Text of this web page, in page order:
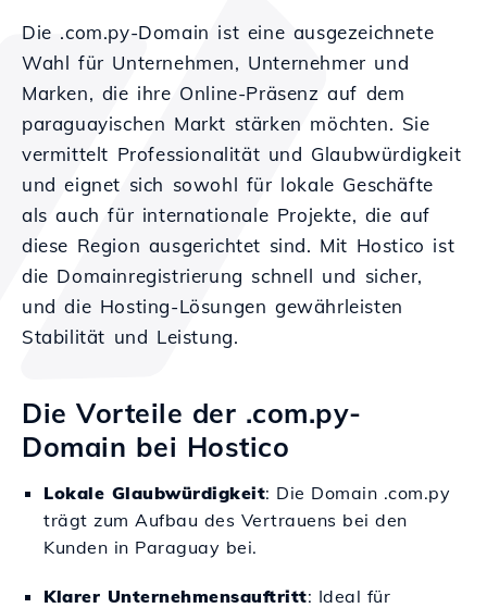
Die .com.py-Domain ist eine ausgezeichnete
Wahl für Unternehmen, Unternehmer und
Marken, die ihre Online-Präsenz auf dem
paraguayischen Markt stärken möchten. Sie
vermittelt Professionalität und Glaubwürdigkeit
und eignet sich sowohl für lokale Geschäfte
als auch für internationale Projekte, die auf
diese Region ausgerichtet sind. Mit Hostico ist
die Domainregistrierung schnell und sicher,
und die Hosting-Lösungen gewährleisten
Stabilität und Leistung.
Die Vorteile der .com.py-
Domain bei Hostico
Lokale Glaubwürdigkeit: Die Domain .com.py
trägt zum Aufbau des Vertrauens bei den
Kunden in Paraguay bei.
Klarer Unternehmensauftritt: Ideal für